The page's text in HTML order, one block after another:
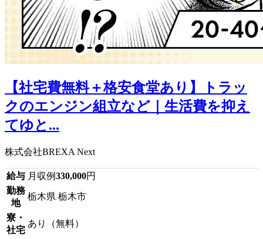
【社宅費無料＋格安食堂あり】トラッ
クのエンジン組立など｜生活費を抑え
てゆと...
株式会社BREXA Next
給与 月収例330,000円
勤務
地
栃木県 栃木市
寮・
社宅
あり（無料）